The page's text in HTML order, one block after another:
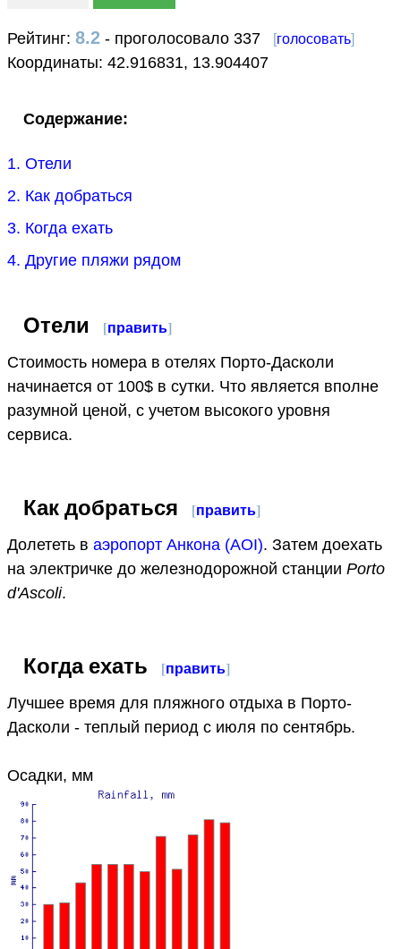
Рейтинг: 8.2 - проголосовало 337 [голосовать]
Координаты: 42.916831, 13.904407
Содержание:
1. Отели
2. Как добраться
3. Когда ехать
4. Другие пляжи рядом
Отели [править]
Стоимость номера в отелях Порто-Дасколи
начинается от 100$ в сутки. Что является вполне
разумной ценой, с учетом высокого уровня
сервиса.
Как добраться [править]
Долететь в аэропорт Анкона (AOI). Затем доехать
на электричке до железнодорожной станции Porto
d'Ascoli.
Когда ехать [править]
Лучшее время для пляжного отдыха в Порто-
Дасколи - теплый период с июля по сентябрь.
Осадки, мм